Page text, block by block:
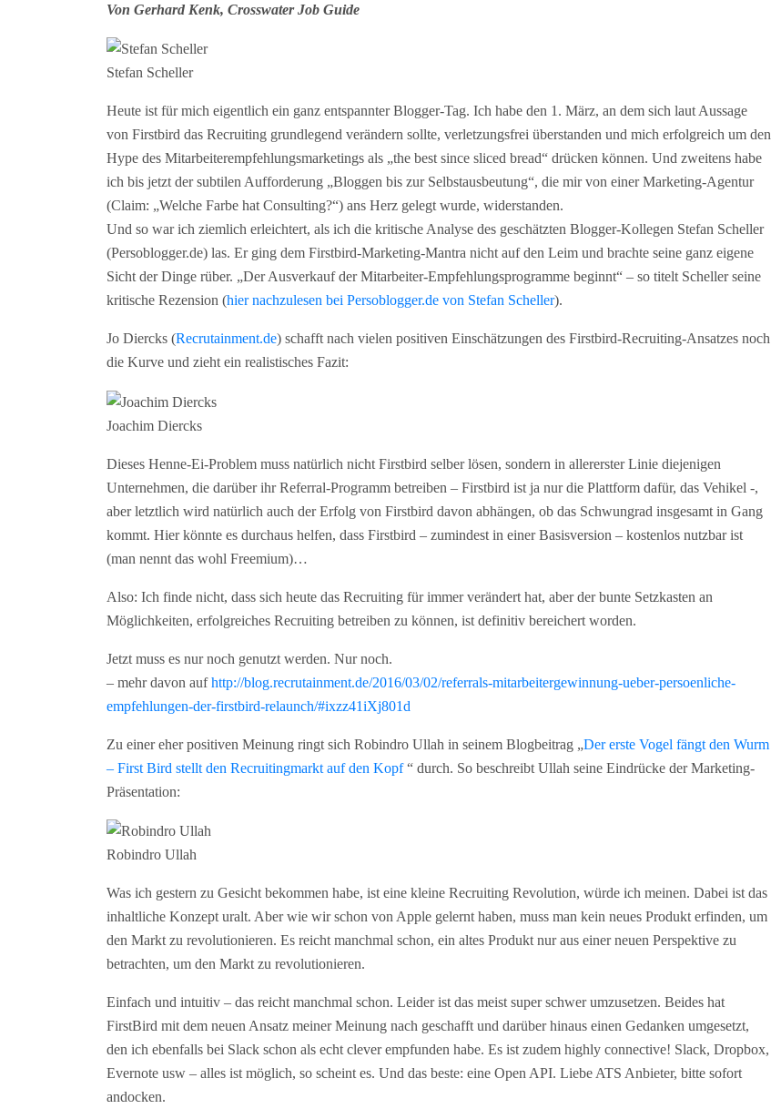
Von Gerhard Kenk, Crosswater Job Guide
Stefan Scheller
Heute ist für mich eigentlich ein ganz entspannter Blogger-Tag. Ich habe den 1. März, an dem sich laut Aussage
von Firstbird das Recruiting grundlegend verändern sollte, verletzungsfrei überstanden und mich erfolgreich um den
Hype des Mitarbeiterempfehlungsmarketings als „the best since sliced bread“ drücken können. Und zweitens habe
ich bis jetzt der subtilen Aufforderung „Bloggen bis zur Selbstausbeutung“, die mir von einer Marketing-Agentur
(Claim: „Welche Farbe hat Consulting?“) ans Herz gelegt wurde, widerstanden.
Und so war ich ziemlich erleichtert, als ich die kritische Analyse des geschätzten Blogger-Kollegen Stefan Scheller
(Persoblogger.de) las. Er ging dem Firstbird-Marketing-Mantra nicht auf den Leim und brachte seine ganz eigene
Sicht der Dinge rüber. „Der Ausverkauf der Mitarbeiter-Empfehlungsprogramme beginnt“ – so titelt Scheller seine
kritische Rezension (hier nachzulesen bei Persoblogger.de von Stefan Scheller).
Jo Diercks (Recrutainment.de) schafft nach vielen positiven Einschätzungen des Firstbird-Recruiting-Ansatzes noch
die Kurve und zieht ein realistisches Fazit:
Joachim Diercks
Dieses Henne-Ei-Problem muss natürlich nicht Firstbird selber lösen, sondern in allererster Linie diejenigen
Unternehmen, die darüber ihr Referral-Programm betreiben – Firstbird ist ja nur die Plattform dafür, das Vehikel -,
aber letztlich wird natürlich auch der Erfolg von Firstbird davon abhängen, ob das Schwungrad insgesamt in Gang
kommt. Hier könnte es durchaus helfen, dass Firstbird – zumindest in einer Basisversion – kostenlos nutzbar ist
(man nennt das wohl Freemium)…
Also: Ich finde nicht, dass sich heute das Recruiting für immer verändert hat, aber der bunte Setzkasten an
Möglichkeiten, erfolgreiches Recruiting betreiben zu können, ist definitiv bereichert worden.
Jetzt muss es nur noch genutzt werden. Nur noch.
– mehr davon aufhttp://blog.recrutainment.de/2016/03/02/referrals-mitarbeitergewinnung-ueber-persoenliche-
empfehlungen-der-firstbird-relaunch/#ixzz41iXj801d
Zu einer eher positiven Meinung ringt sich Robindro Ullah in seinem Blogbeitrag „Der erste Vogel fängt den Wurm
– First Bird stellt den Recruitingmarkt auf den Kopf“ durch. So beschreibt Ullah seine Eindrücke der Marketing-
Präsentation:
Robindro Ullah
Was ich gestern zu Gesicht bekommen habe, ist eine kleine Recruiting Revolution, würde ich meinen. Dabei ist das
inhaltliche Konzept uralt. Aber wie wir schon von Apple gelernt haben, muss man kein neues Produkt erfinden, um
den Markt zu revolutionieren. Es reicht manchmal schon, ein altes Produkt nur aus einer neuen Perspektive zu
betrachten, um den Markt zu revolutionieren.
Einfach und intuitiv – das reicht manchmal schon. Leider ist das meist super schwer umzusetzen. Beides hat
FirstBird mit dem neuen Ansatz meiner Meinung nach geschafft und darüber hinaus einen Gedanken umgesetzt,
den ich ebenfalls bei Slack schon als echt clever empfunden habe. Es ist zudem highly connective! Slack, Dropbox,
Evernote usw – alles ist möglich, so scheint es. Und das beste: eine Open API. Liebe ATS Anbieter, bitte sofort
andocken.